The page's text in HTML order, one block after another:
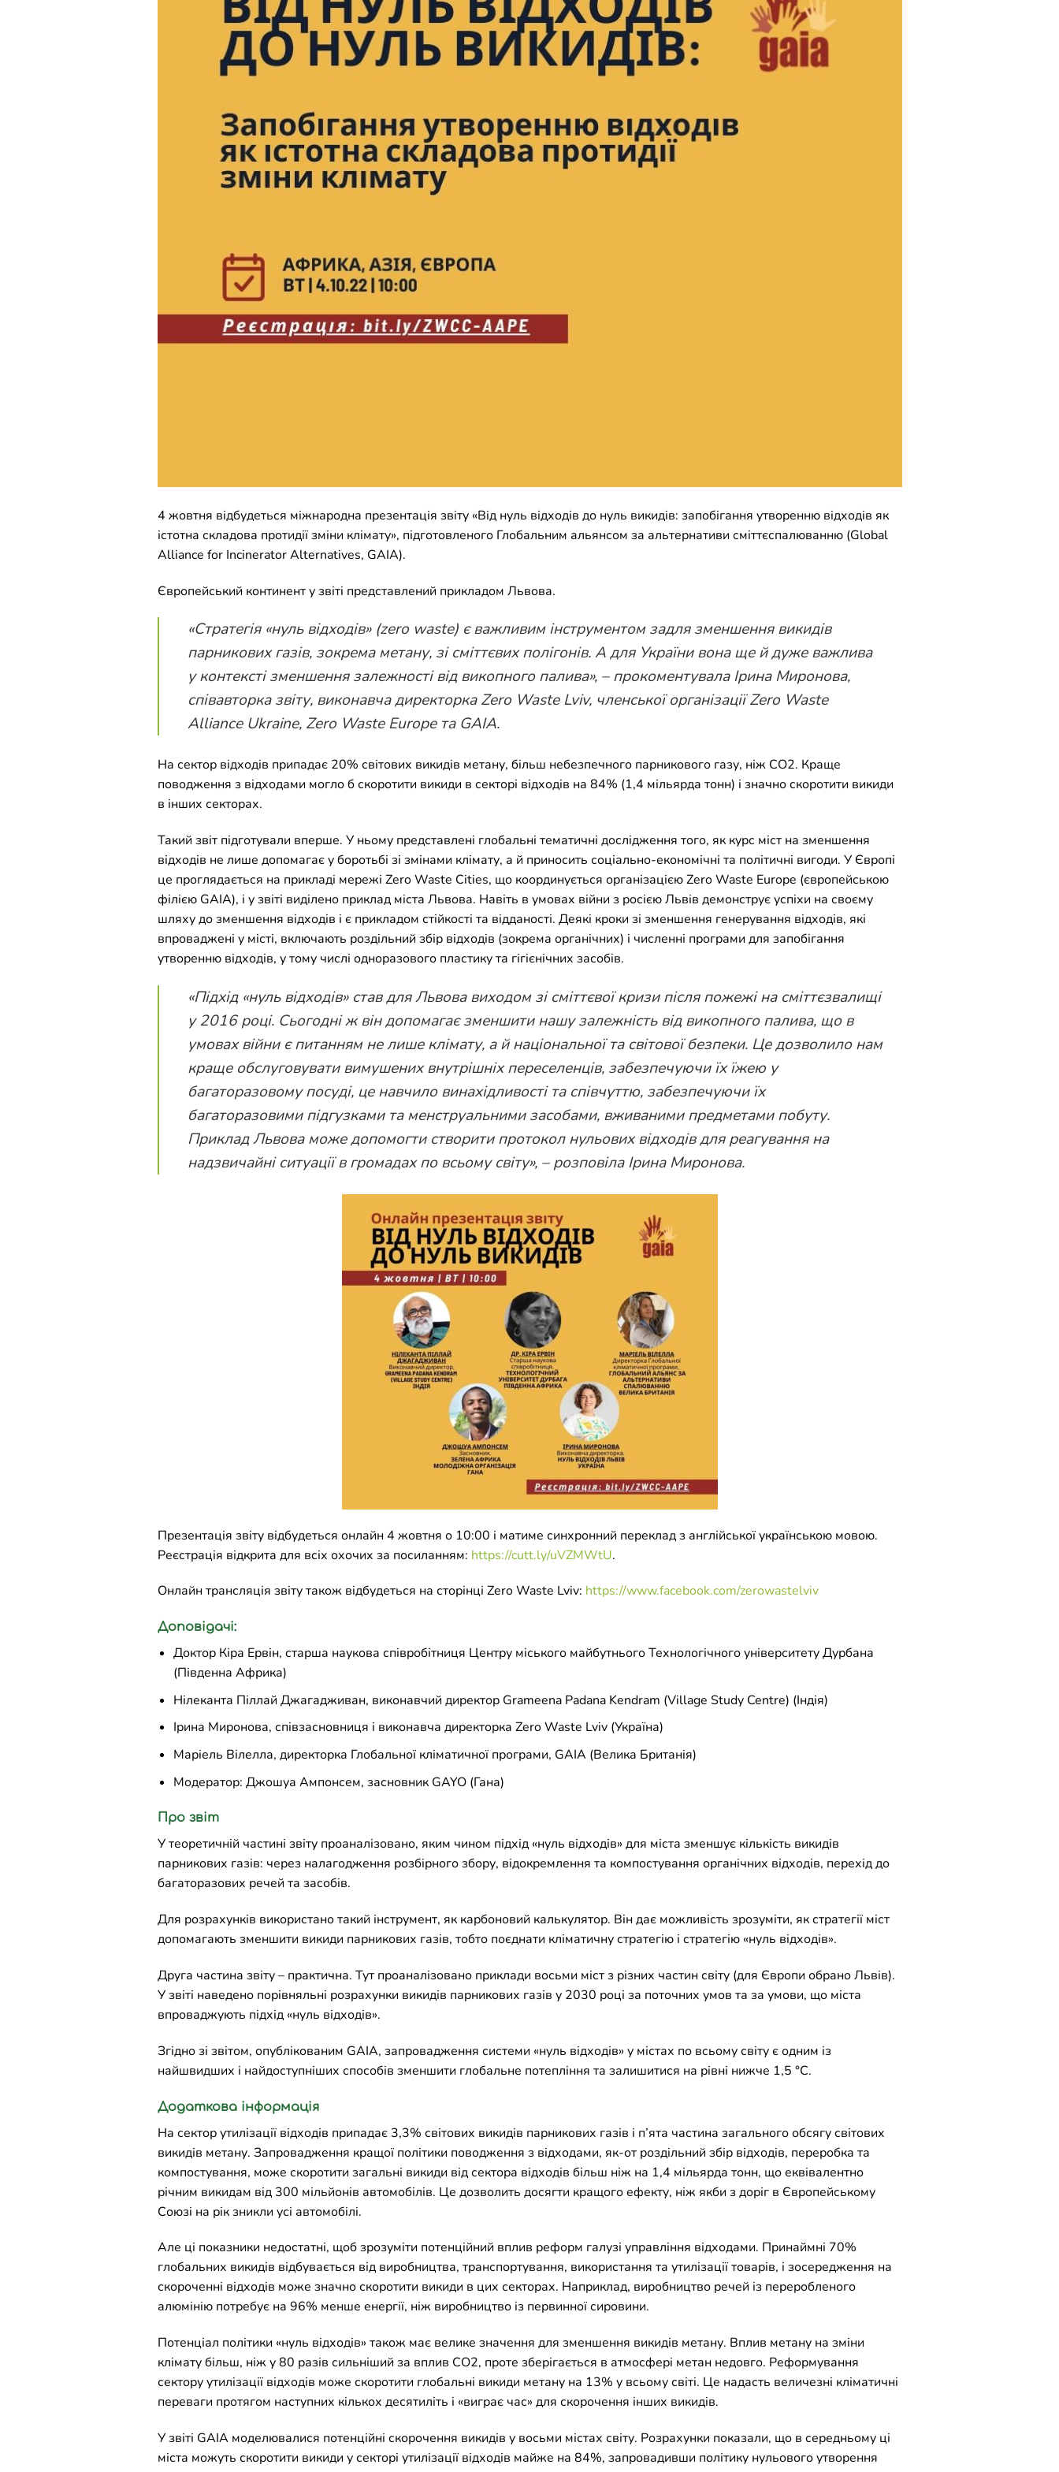
4 жовтня відбудеться міжнародна презентація звіту «Від нуль відходів до нуль викидів: запобігання утворенню відходів як
істотна складова протидії зміни клімату», підготовленого Глобальним альянсом за альтернативи сміттєспалюванню (Global
Alliance for Incinerator Alternatives, GAIA).
Європейський континент у звіті представлений прикладом Львова.
«Стратегія «нуль відходів» (zero waste) є важливим інструментом задля зменшення викидів
парникових газів, зокрема метану, зі сміттєвих полігонів. А для України вона ще й дуже важлива
у контексті зменшення залежності від викопного палива», – прокоментувала Ірина Миронова,
співавторка звіту, виконавча директорка Zero Waste Lviv, членської організації Zero Waste
Alliance Ukraine, Zero Waste Europe та GAIA.
На сектор відходів припадає 20% світових викидів метану, більш небезпечного парникового газу, ніж CO2. Краще
поводження з відходами могло б скоротити викиди в секторі відходів на 84% (1,4 мільярда тонн) і значно скоротити викиди
в інших секторах.
Такий звіт підготували вперше. У ньому представлені глобальні тематичні дослідження того, як курс міст на зменшення
відходів не лише допомагає у боротьбі зі змінами клімату, а й приносить соціально-економічні та політичні вигоди. У Європі
це проглядається на прикладі мережі Zero Waste Cities, що координується організацією Zero Waste Europe (європейською
філією GAIA), і у звіті виділено приклад міста Львова. Навіть в умовах війни з росією Львів демонструє успіхи на своєму
шляху до зменшення відходів і є прикладом стійкості та відданості. Деякі кроки зі зменшення генерування відходів, які
впроваджені у місті, включають роздільний збір відходів (зокрема органічних) і численні програми для запобігання
утворенню відходів, у тому числі одноразового пластику та гігієнічних засобів.
«Підхід «нуль відходів» став для Львова виходом зі сміттєвої кризи після пожежі на сміттєзвалищі
у 2016 році. Сьогодні ж він допомагає зменшити нашу залежність від викопного палива, що в
умовах війни є питанням не лише клімату, а й національної та світової безпеки. Це дозволило нам
краще обслуговувати вимушених внутрішніх переселенців, забезпечуючи їх їжею у
багаторазовому посуді, це навчило винахідливості та співчуттю, забезпечуючи їх
багаторазовими підгузками та менструальними засобами, вживаними предметами побуту.
Приклад Львова може допомогти створити протокол нульових відходів для реагування на
надзвичайні ситуації в громадах по всьому світу», – розповіла Ірина Миронова.
Презентація звіту відбудеться онлайн 4 жовтня о 10:00 і матиме синхронний переклад з англійської українською мовою.
Реєстрація відкрита для всіх охочих за посиланням: https://cutt.ly/uVZMWtU.
Онлайн трансляція звіту також відбудеться на сторінці Zero Waste Lviv: https://www.facebook.com/zerowastelviv
Доповідачі:
Доктор Кіра Ервін, старша наукова співробітниця Центру міського майбутнього Технологічного університету Дурбана
(Південна Африка)
Нілеканта Піллай Джагадживан, виконавчий директор Grameena Padana Kendram (Village Study Centre) (Індія)
Ірина Миронова, співзасновниця і виконавча директорка Zero Waste Lviv (Україна)
Маріель Вілелла, директорка Глобальної кліматичної програми, GAIA (Велика Британія)
Модератор: Джошуа Ампонсем, засновник GAYO (Гана)
Про звіт
У теоретичній частині звіту проаналізовано, яким чином підхід «нуль відходів» для міста зменшує кількість викидів
парникових газів: через налагодження розбірного збору, відокремлення та компостування органічних відходів, перехід до
багаторазових речей та засобів.
Для розрахунків використано такий інструмент, як карбоновий калькулятор. Він дає можливість зрозуміти, як стратегії міст
допомагають зменшити викиди парникових газів, тобто поєднати кліматичну стратегію і стратегію «нуль відходів».
Друга частина звіту – практична. Тут проаналізовано приклади восьми міст з різних частин світу (для Європи обрано Львів).
У звіті наведено порівняльні розрахунки викидів парникових газів у 2030 році за поточних умов та за умови, що міста
впроваджують підхід «нуль відходів».
Згідно зі звітом, опублікованим GAIA, запровадження системи «нуль відходів» у містах по всьому світу є одним із
найшвидших і найдоступніших способів зменшити глобальне потепління та залишитися на рівні нижче 1,5 °C.
Додаткова інформація
На сектор утилізації відходів припадає 3,3% світових викидів парникових газів і п’ята частина загального обсягу світових
викидів метану. Запровадження кращої політики поводження з відходами, як-от роздільний збір відходів, переробка та
компостування, може скоротити загальні викиди від сектора відходів більш ніж на 1,4 мільярда тонн, що еквівалентно
річним викидам від 300 мільйонів автомобілів. Це дозволить досягти кращого ефекту, ніж якби з доріг в Європейському
Союзі на рік зникли усі автомобілі.
Але ці показники недостатні, щоб зрозуміти потенційний вплив реформ галузі управління відходами. Принаймні 70%
глобальних викидів відбувається від виробництва, транспортування, використання та утилізації товарів, і зосередження на
скороченні відходів може значно скоротити викиди в цих секторах. Наприклад, виробництво речей із переробленого
алюмінію потребує на 96% менше енергії, ніж виробництво із первинної сировини.
Потенціал політики «нуль відходів» також має велике значення для зменшення викидів метану. Вплив метану на зміни
клімату більш, ніж у 80 разів сильніший за вплив CO2, проте зберігається в атмосфері метан недовго. Реформування
сектору утилізації відходів може скоротити глобальні викиди метану на 13% у всьому світі. Це надасть величезні кліматичні
переваги протягом наступних кількох десятиліть і «виграє час» для скорочення інших викидів.
У звіті GAIA моделювалися потенційні скорочення викидів у восьми містах світу. Розрахунки показали, що в середньому ці
міста можуть скоротити викиди у секторі утилізації відходів майже на 84%, запровадивши політику нульового утворення